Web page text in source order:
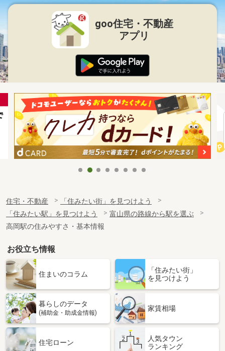
goo住宅・不動産
アプリ
住宅・不動産
「住みたい街」を見つけよう
「住みたい駅」を見つけよう
富山県の路線から駅を選ぶ
高岡駅の住みやすさ・基本情報
お役立ち情報
住まいのコラム
「住みたい街」
を見つけよう
暮らしのデータ
(補助金・助成金情報)
家賃相場
住宅ローン
人気タウン
ランキング